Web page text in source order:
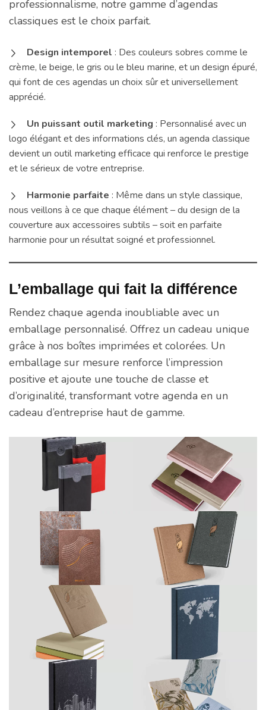
professionnalisme, notre gamme d’agendas
classiques est le choix parfait.
Design intemporel : Des couleurs sobres comme le
crème, le beige, le gris ou le bleu marine, et un design épuré,
qui font de ces agendas un choix sûr et universellement
apprécié.
Un puissant outil marketing : Personnalisé avec un
logo élégant et des informations clés, un agenda classique
devient un outil marketing efficace qui renforce le prestige
et le sérieux de votre entreprise.
Harmonie parfaite : Même dans un style classique,
nous veillons à ce que chaque élément – du design de la
couverture aux accessoires subtils – soit en parfaite
harmonie pour un résultat soigné et professionnel.
L’emballage qui fait la différence
Rendez chaque agenda inoubliable avec un
emballage personnalisé. Offrez un cadeau unique
grâce à nos boîtes imprimées et colorées. Un
emballage sur mesure renforce l’impression
positive et ajoute une touche de classe et
d’originalité, transformant votre agenda en un
cadeau d’entreprise haut de gamme.